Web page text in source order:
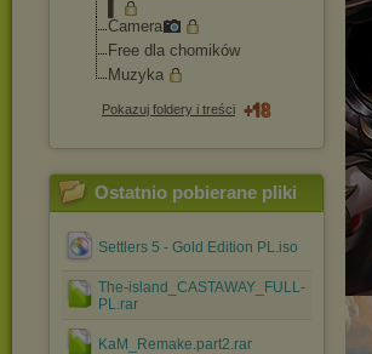
Camera
Free dla chomików
Muzyka
Pokazuj foldery i treści
Ostatnio pobierane pliki
Settlers 5 - Gold Edition PL.iso
The-island_CASTAWAY_FULL-
PL.rar
KaM_Remake.part2.rar